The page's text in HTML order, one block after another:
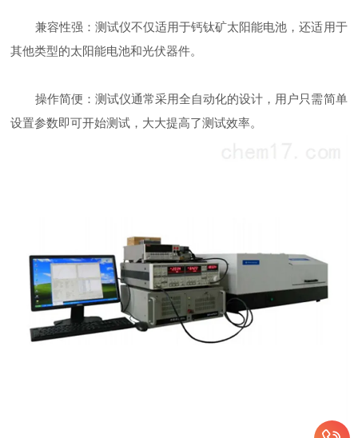
兼容性强：测试仪不仅适用于钙钛矿太阳能电池，还适用于
其他类型的太阳能电池和光伏器件。
操作简便：测试仪通常采用全自动化的设计，用户只需简单
设置参数即可开始测试，大大提高了测试效率。